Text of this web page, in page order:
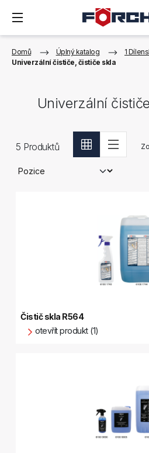
Domů Úplný katalog 1
Univerzální čističe, čističe skla
Univerzální
5 Produktů
Čistič skla R564
otevřít produkt (1)